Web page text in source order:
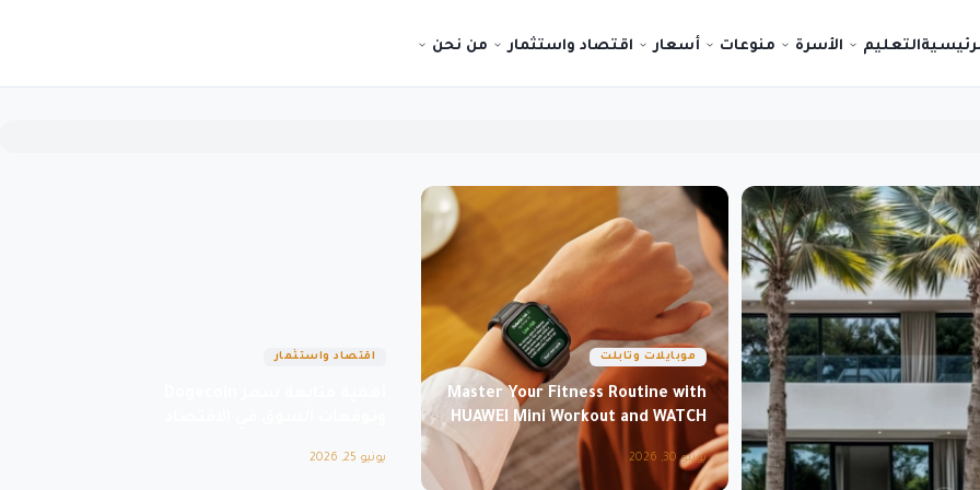
التعليم الأسرة منوعات أسعار اقتصاد واستثمار من نحن
موبايلات وتابلت
Master Your Fitness Routine with
HUAWEI Mini Workout and WATCH
FIT 5 Pro
يونيو 30, 2026
اقتصاد واستثمار
يونيو 25, 2026